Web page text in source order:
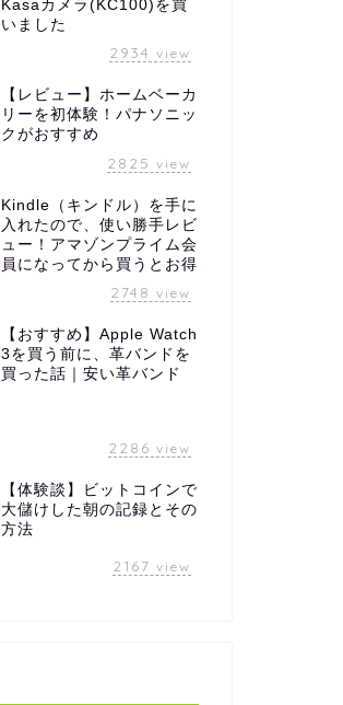
Kasaカメラ(KC100)を買
いました
2934 view
【レビュー】ホームベーカ
リーを初体験！パナソニッ
クがおすすめ
2825 view
Kindle（キンドル）を手に
入れたので、使い勝手レビ
ュー！アマゾンプライム会
員になってから買うとお得
2748 view
【おすすめ】Apple Watch
3を買う前に、革バンドを
買った話｜安い革バンド
2286 view
【体験談】ビットコインで
大儲けした朝の記録とその
方法
2167 view